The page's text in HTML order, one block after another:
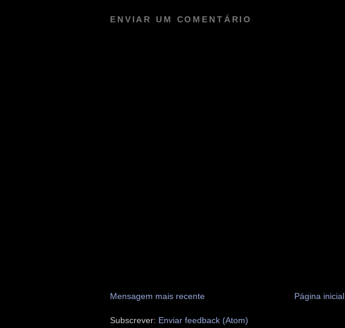
ENVIAR UM COMENTÁRIO
Mensagem mais recente Página inicial
Subscrever: Enviar feedback (Atom)